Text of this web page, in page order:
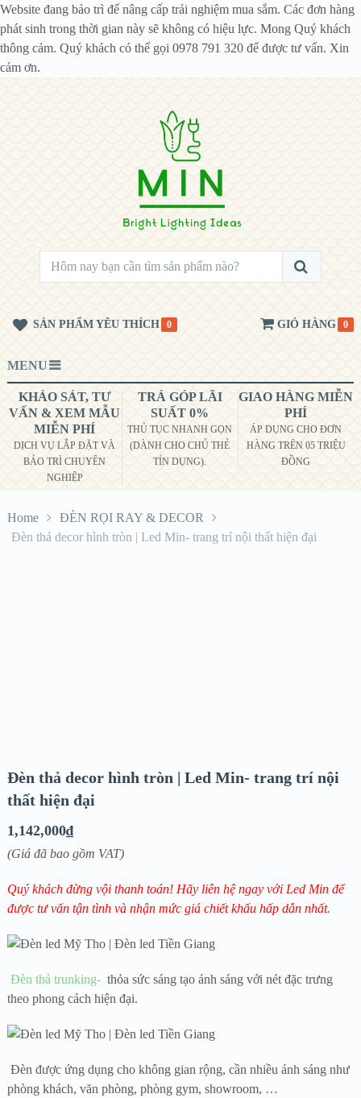
Website đang bảo trì để nâng cấp trải nghiệm mua sắm. Các đơn hàng
phát sinh trong thời gian này sẽ không có hiệu lực. Mong Quý khách
thông cảm. Quý khách có thể gọi 0978 791 320 để được tư vấn. Xin
cảm ơn.
SẢN PHẨM YÊU THÍCH 0 GIỎ HÀNG 0
MENU
KHẢO SÁT, TƯ
VẤN & XEM MẪU
MIỄN PHÍ
DỊCH VỤ LẮP ĐẶT VÀ
BẢO TRÌ CHUYÊN
NGHIỆP
TRẢ GÓP LÃI
SUẤT 0%
THỦ TỤC NHANH GỌN
(DÀNH CHO CHỦ THẺ
TÍN DỤNG).
GIAO HÀNG MIỄN
PHÍ
ÁP DỤNG CHO ĐƠN
HÀNG TRÊN 05 TRIỆU
ĐỒNG
Home
ĐÈN RỌI RAY & DECOR
Đèn thả decor hình tròn | Led Min- trang trí nội thất hiện đại
Đèn thả decor hình tròn | Led Min- trang trí nội
thất hiện đại
1,142,000₫
(Giá đã bao gồm VAT)
Quý khách đừng vội thanh toán! Hãy liên hệ ngay với Led Min để
được tư vấn tận tình và nhận mức giá chiết khấu hấp dẫn nhất.
Đèn thả trunking-thỏa sức sáng tạo ánh sáng với nét đặc trưng
theo phong cách hiện đại.
Đèn được ứng dụng cho không gian rộng, cần nhiều ánh sáng như
phòng khách, văn phòng, phòng gym, showroom, …